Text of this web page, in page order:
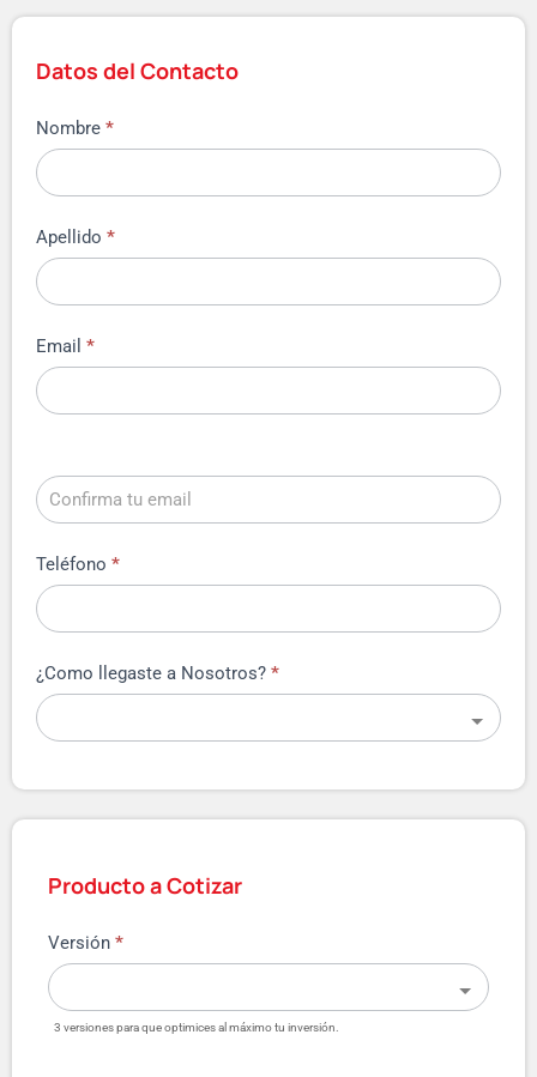
Datos del Contacto
Nombre *
Apellido *
Email *
Teléfono *
¿Como llegaste a Nosotros? *
Producto a Cotizar
Versión *
3 versiones para que optimices al máximo tu inversión.